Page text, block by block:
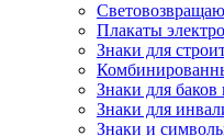
Плакаты
Знаки для
Знаки для
Знаки для
Знаки и